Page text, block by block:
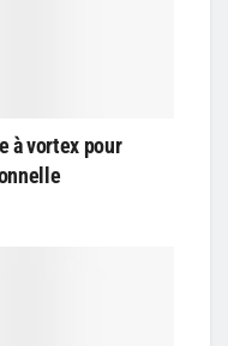
à vortex pour